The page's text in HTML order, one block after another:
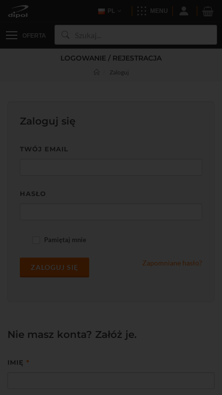
PL MENU
OFERTA
LOGOWANIE / REJESTRACJA
Zaloguj
Zaloguj się
TWÓJ EMAIL
HASŁO
Pamiętaj mnie
ZALOGUJ SIĘ
Zapomniane hasło?
Nie masz konta? Załóż je.
IMIĘ *